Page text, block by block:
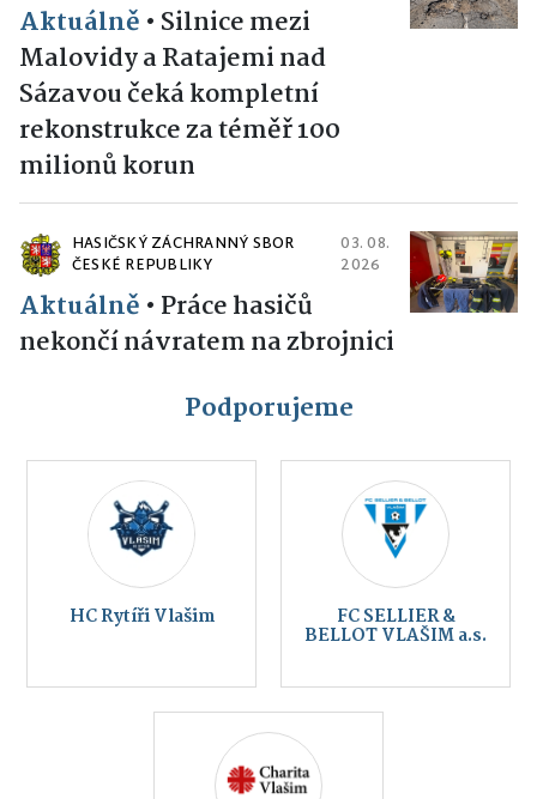
Aktuálně • Silnice mezi
Malovidy a Ratajemi nad
Sázavou čeká kompletní
rekonstrukce za téměř 100
milionů korun
HASIČSKÝ ZÁCHRANNÝ SBOR
ČESKÉ REPUBLIKY
03. 08.
2026
Aktuálně • Práce hasičů
nekončí návratem na zbrojnici
Podporujeme
HC Rytíři Vlašim FC SELLIER &
BELLOT VLAŠIM a.s.